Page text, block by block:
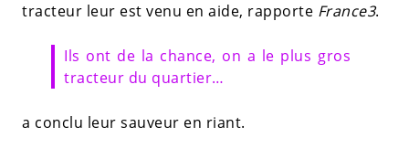
tracteur leur est venu en aide, rapporte France3.
Ils ont de la chance, on a le plus gros
tracteur du quartier…
a conclu leur sauveur en riant.